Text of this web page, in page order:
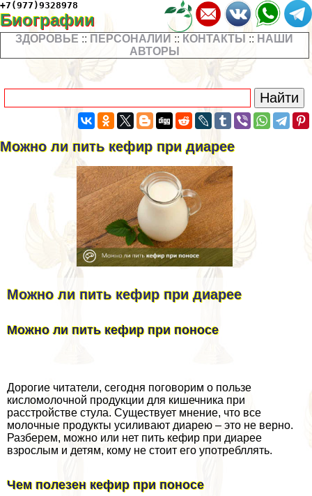
+7(977)9328978
Биографии
ЗДОРОВЬЕ :: ПЕРСОНАЛИИ :: КОНТАКТЫ :: НАШИ
АВТОРЫ
Можно ли пить кефир при диарее
Можно ли пить кефир при диарее
Можно ли пить кефир при поносе
Дорогие читатели, сегодня поговорим о пользе
кисломолочной продукции для кишечника при
расстройстве стула. Существует мнение, что все
молочные продукты усиливают диарею – это не верно.
Разберем, можно или нет пить кефир при диарее
взрослым и детям, кому не стоит его употрeбллять.
Чем полезен кефир при поносе